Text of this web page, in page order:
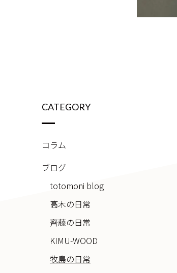
CATEGORY
コラム
ブログ
totomoni blog
高木の日常
齊藤の日常
KIMU-WOOD
牧島の日常